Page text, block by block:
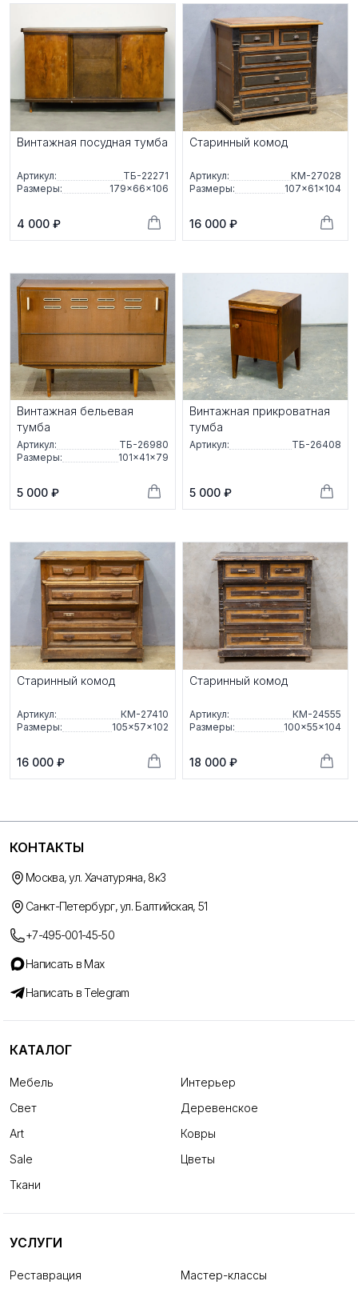
Винтажная посудная тумба
Артикул:
ТБ-22271
Размеры:
179×66×106
4 000 ₽
Старинный комод
Артикул:
КМ-27028
Размеры:
107×61×104
16 000 ₽
Винтажная бельевая
тумба
Артикул:
ТБ-26980
Размеры:
101×41×79
5 000 ₽
Винтажная прикроватная
тумба
Артикул: ТБ-26408
5 000 ₽
Старинный комод
Артикул:
КМ-27410
Размеры:
105×57×102
16 000 ₽
Старинный комод
Артикул:
КМ-24555
Размеры:
100×55×104
18 000 ₽
КОНТАКТЫ
Москва, ул. Хачатуряна, 8к3
Санкт-Петербург, ул. Балтийская, 51
+7-495-001-45-50
Написать в Max
Написать в Telegram
КАТАЛОГ
Мебель
Интерьер
Свет
Деревенское
Art
Ковры
Sale
Цветы
Ткани
УСЛУГИ
Реставрация Мастер-классы